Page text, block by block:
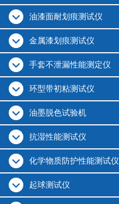
油漆面耐划痕测试仪
金属漆划痕测试仪
手套不泄漏性能测定仪
环型带初粘测试仪
油墨脱色试验机
抗湿性能测试仪
化学物质防护性能测试仪
起球测试仪